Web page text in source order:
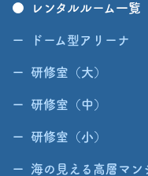
レンタルルーム一覧
ドーム型アリーナ
研修室（大）
研修室（中）
研修室（小）
海の見える高層マン